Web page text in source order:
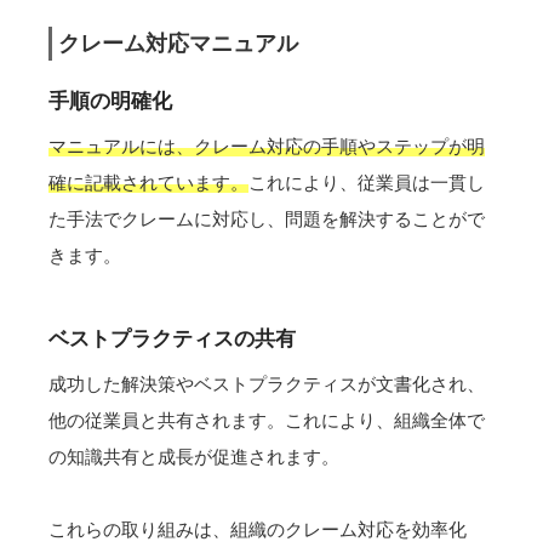
クレーム対応マニュアル
手順の明確化
マニュアルには、クレーム対応の手順やステップが明
確に記載されています。これにより、従業員は一貫し
た手法でクレームに対応し、問題を解決することがで
きます。
ベストプラクティスの共有
成功した解決策やベストプラクティスが文書化され、
他の従業員と共有されます。これにより、組織全体で
の知識共有と成長が促進されます。
これらの取り組みは、組織のクレーム対応を効率化